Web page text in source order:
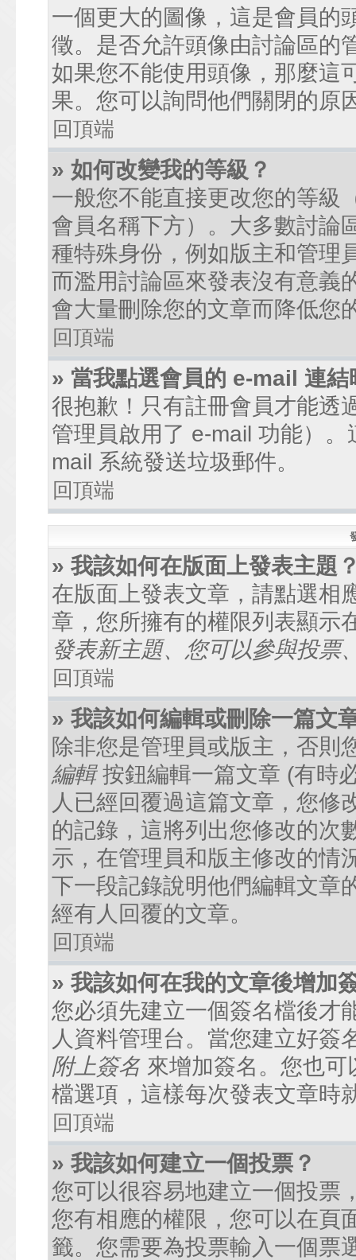
一個更大的圖像，這是會員的
徵。是否允許頭像由討論區的
如果您不能使用頭像，那麼這
果。您可以詢問他們關閉的原
回頂端
» 如何改變我的等級？
一般您不能直接更改您的等級
會員名稱下方）。大多數討論
種特殊身份，例如版主和管理
而濫用討論區來發表沒有意義
會大量刪除您的文章而降低您
回頂端
» 當我點選會員的 e-mail 連
很抱歉！只有註冊會員才能透
管理員啟用了 e-mail 功能）
mail 系統發送垃圾郵件。
回頂端
» 我該如何在版面上發表主題
在版面上發表文章，請點選相
章，您所擁有的權限列表顯示
發表新主題、您可以參與投票
回頂端
» 我該如何編輯或刪除一篇文
除非您是管理員或版主，否則
編輯按鈕編輯一篇文章 (有時
人已經回覆過這篇文章，您修
的記錄，這將列出您修改的次
示，在管理員和版主修改的情
下一段記錄說明他們編輯文章
經有人回覆的文章。
回頂端
» 我該如何在我的文章後增加
您必須先建立一個簽名檔後才
人資料管理台。當您建立好簽
附上簽名 來增加簽名。您也
檔選項，這樣每次發表文章時
回頂端
» 我該如何建立一個投票？
您可以很容易地建立一個投票
您有相應的權限，您可以在頁
籤。您需要為投票輸入一個票